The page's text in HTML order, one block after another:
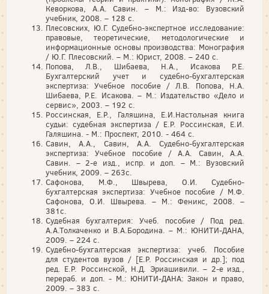
Кеворкова, А.А. Савин. – М.: Изд-во: Вузовский
учебник, 2008. – 128 с.
Плесовских, Ю.Г. Судебно-экспертное исследование:
правовые, теоретические, методологические и
информационные основы производства: Монография
/ Ю.Г. Плесовский. – М.: Юрист, 2008. – 240 с.
Попова, Л.В., Шибаева, Н.А., Исакова Р.Е.
Бухгалтерский учет и судебно-бухгалтерская
экспертиза: Учебное пособие / Л.В. Попова, Н.А.
Шибаева, Р.Е. Исакова. – М.: Издательство «Дело и
сервис», 2003. – 192 с.
Россинская, Е.Р., Галяшина, Е.И.Настольная книга
судьи: судебная экспертиза / Е.Р. Россинская, Е.И.
Галяшина. - М.: Проспект, 2010. - 464 с.
Савин, А.А., Савин, А.А. Судебно-бухгалтерская
экспертиза: Учебное пособие / А.А. Савин, А.А.
Савин. – 2-е изд., испр. и доп. – М.: Вузовский
учебник, 2009. – 263с.
Сафонова, М.Ф., Швырева, О.И. Судебно-
бухгалтерская экспертиза: Учебное пособие / М.Ф.
Сафонова, О.И. Швырева. – М.: Феникс, 2008. –
381с.
Судебная бухгалтерия: Учеб. пособие / Под ред.
А.А.Толкаченко и В.А.Бородина. – М.: ЮНИТИ-ДАНА,
2009. – 224 с.
Судебно-бухгалтерская экспертиза: учеб. Пособие
для студентов вузов / [Е.Р. Россинская и др.]; под
ред. Е.Р. Россинской, Н.Д. Эриашивили. – 2-е изд.,
перераб. и доп. - М.: ЮНИТИ-ДАНА: Закон и право,
2009. – 383 с.